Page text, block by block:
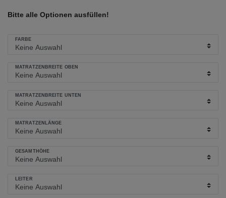
Bitte alle Optionen ausfüllen!
FARBE
MATRATZENBREITE OBEN
MATRATZENBREITE UNTEN
MATRATZENLÄNGE
GESAMTHÖHE
LEITER